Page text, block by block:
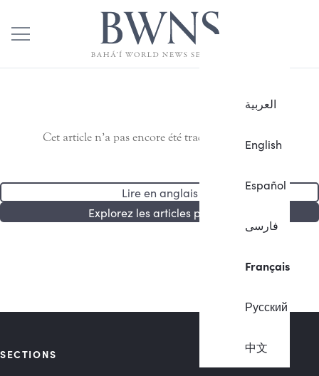
العربية
English
Español
فارسی
Français
Русский
中文
Cet article n’a pas encore été traduit en français.
Lire en anglais
Explorez les articles publiés
SECTIONS